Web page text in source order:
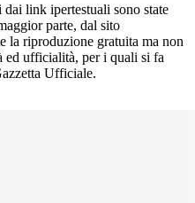
link ipertestuali sono state
parte, dal sito
la riproduzione gratuita ma non
ed ufficialità, per i quali si fa
Ufficiale.